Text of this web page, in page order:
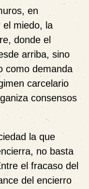
en
el miedo, la
donde el
arriba, sino
como demanda
carcelario
consensos
la que
no basta
el fracaso del
del encierro